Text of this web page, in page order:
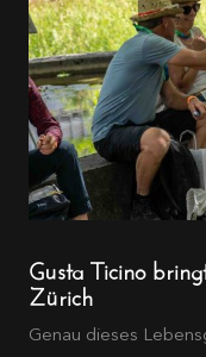
Gusta Ticino
Zürich
Genau dieses